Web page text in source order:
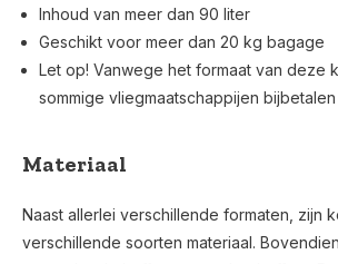
Inhoud van meer dan 90 liter
Geschikt voor meer dan 20 kg bagage
Let op! Vanwege het formaat van deze
sommige vliegmaatschappijen bijbetalen
Materiaal
Naast allerlei verschillende formaten, zijn
verschillende soorten materiaal.